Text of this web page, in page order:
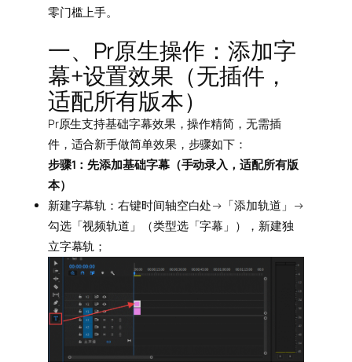
零门槛上手。
一、Pr原生操作：添加字
幕+设置效果（无插件，
适配所有版本）
Pr原生支持基础字幕效果，操作精简，无需插
件，适合新手做简单效果，步骤如下：
步骤1：先添加基础字幕（手动录入，适配所有版
本）
新建字幕轨：右键时间轴空白处→「添加轨道」→
勾选「视频轨道」（类型选「字幕」），新建独
立字幕轨；